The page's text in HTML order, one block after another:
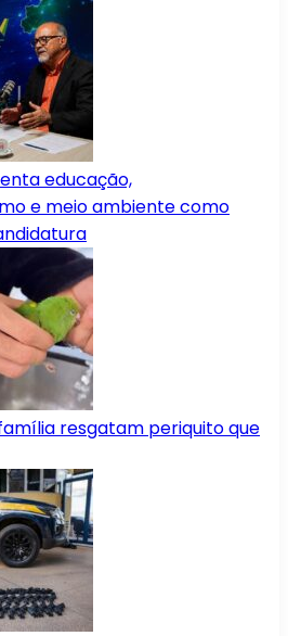
educação,
e meio ambiente como
resgatam periquito que